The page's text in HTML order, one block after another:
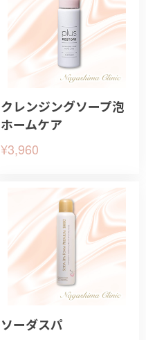
クレンジングソープ泡
ホームケア
¥3,960
ソーダスパ